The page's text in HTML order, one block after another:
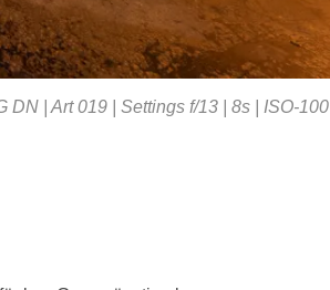
| Art 019 | Settings f/13 | 8s | ISO-100 |